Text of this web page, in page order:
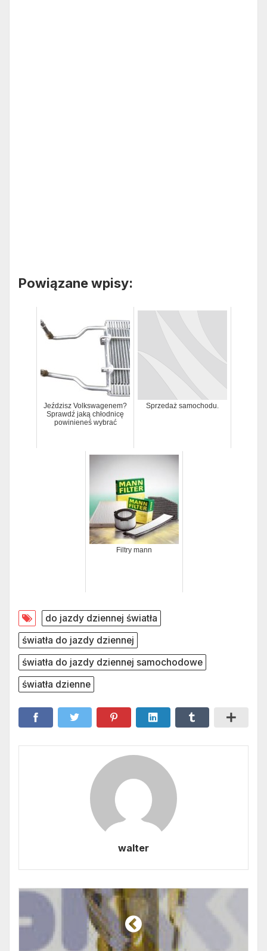
Powiązane wpisy:
Jeździsz Volkswagenem?
Sprawdź jaką chłodnicę
powinieneś wybrać
Sprzedaż samochodu.
Filtry mann
do jazdy dziennej światła
światła do jazdy dziennej
światła do jazdy dziennej samochodowe
światła dzienne
walter